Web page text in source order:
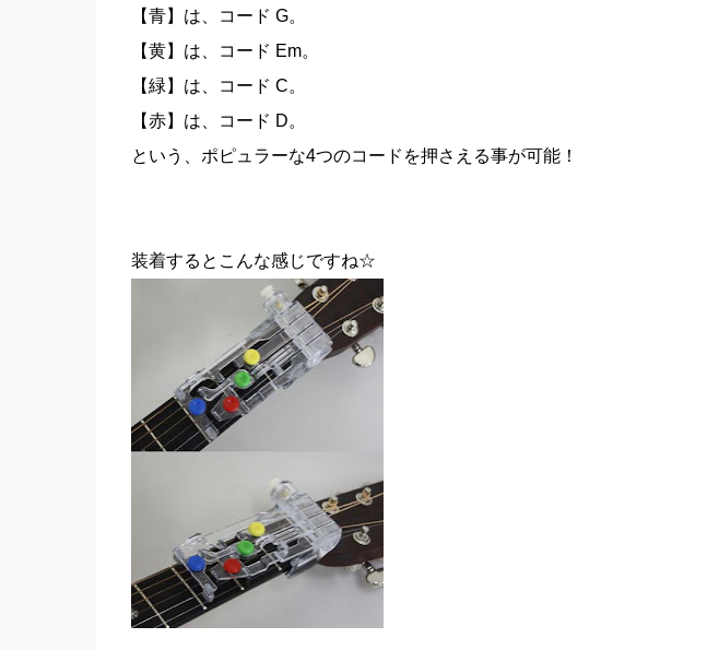
【青】は、コード G。
【黄】は、コード Em。
【緑】は、コード C。
【赤】は、コード D。
という、ポピュラーな4つのコードを押さえる事が可能！
装着するとこんな感じですね☆